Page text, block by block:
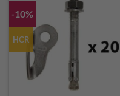
-10%
HCR